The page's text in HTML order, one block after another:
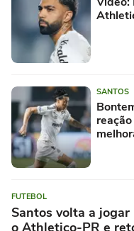
SANTOS
FUTEBOL
Santos volta a
o Athletico-PR e